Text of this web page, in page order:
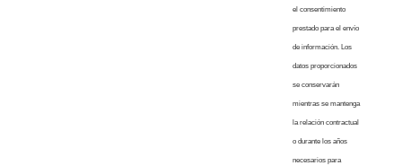
el consentimiento
prestado para el envío
de información. Los
datos proporcionados
se conservarán
mientras se mantenga
la relación contractual
o durante los años
necesarios para